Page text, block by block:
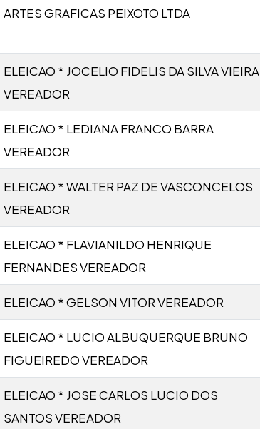
ARTES GRAFICAS PEIXOTO LTDA
ELEICAO * JOCELIO FIDELIS DA SILVA VIEIRA
VEREADOR
ELEICAO * LEDIANA FRANCO BARRA
VEREADOR
ELEICAO * WALTER PAZ DE VASCONCELOS
VEREADOR
ELEICAO * FLAVIANILDO HENRIQUE
FERNANDES VEREADOR
ELEICAO * GELSON VITOR VEREADOR
ELEICAO * LUCIO ALBUQUERQUE BRUNO
FIGUEIREDO VEREADOR
ELEICAO * JOSE CARLOS LUCIO DOS
SANTOS VEREADOR